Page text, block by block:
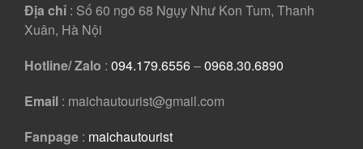
Địa chỉ : Số 60 ngõ 68 Ngụy Như Kon Tum, Thanh
Xuân, Hà Nội
Hotline/ Zalo : 094.179.6556–0968.30.6890
Email : maichautourist@gmail.com
Fanpage : maichautourist